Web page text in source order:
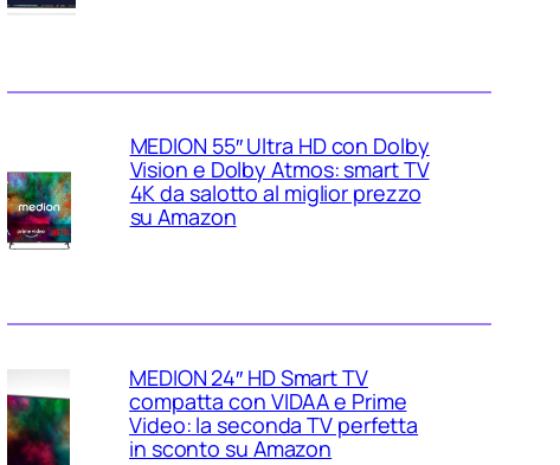
MEDION 55″ Ultra HD con Dolby
Vision e Dolby Atmos: smart TV
4K da salotto al miglior prezzo
su Amazon
MEDION 24″ HD Smart TV
compatta con VIDAA e Prime
Video: la seconda TV perfetta
in sconto su Amazon